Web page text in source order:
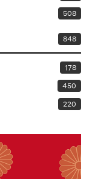
508
848
178
450
220